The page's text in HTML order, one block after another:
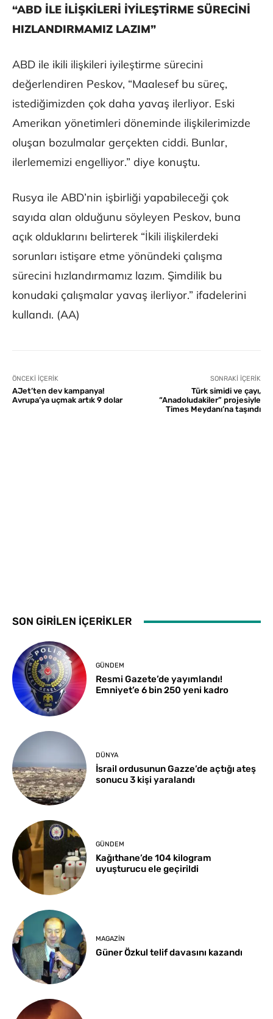
“ABD İLE İLİŞKİLERİ İYİLEŞTİRME SÜRECİNİ
HIZLANDIRMAMIZ LAZIM”
ABD ile ikili ilişkileri iyileştirme sürecini
değerlendiren Peskov, “Maalesef bu süreç,
istediğimizden çok daha yavaş ilerliyor. Eski
Amerikan yönetimleri döneminde ilişkilerimizde
oluşan bozulmalar gerçekten ciddi. Bunlar,
ilerlememizi engelliyor.” diye konuştu.
Rusya ile ABD’nin işbirliği yapabileceği çok
sayıda alan olduğunu söyleyen Peskov, buna
açık olduklarını belirterek “İkili ilişkilerdeki
sorunları istişare etme yönündeki çalışma
sürecini hızlandırmamız lazım. Şimdilik bu
konudaki çalışmalar yavaş ilerliyor.” ifadelerini
kullandı. (AA)
ÖNCEKI İÇERIK
AJet’ten dev kampanya!
Avrupa’ya uçmak artık 9 dolar
SONRAKI İÇERIK
Türk simidi ve çayı,
“Anadoludakiler” projesiyle
Times Meydanı’na taşındı
SON GİRİLEN İÇERİKLER
GÜNDEM
Resmi Gazete’de yayımlandı!
Emniyet’e 6 bin 250 yeni kadro
DÜNYA
İsrail ordusunun Gazze’de açtığı ateş
sonucu 3 kişi yaralandı
GÜNDEM
Kağıthane’de 104 kilogram
uyuşturucu ele geçirildi
MAGAZIN
Güner Özkul telif davasını kazandı